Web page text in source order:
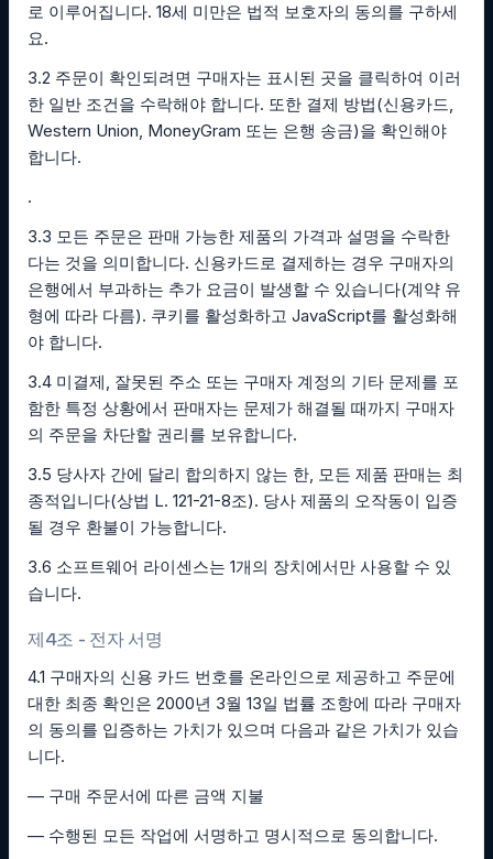
로 이루어집니다. 18세 미만은 법적 보호자의 동의를 구하세
요.
3.2 주문이 확인되려면 구매자는 표시된 곳을 클릭하여 이러
한 일반 조건을 수락해야 합니다. 또한 결제 방법(신용카드,
Western Union, MoneyGram 또는 은행 송금)을 확인해야
합니다.
.
3.3 모든 주문은 판매 가능한 제품의 가격과 설명을 수락한
다는 것을 의미합니다. 신용카드로 결제하는 경우 구매자의
은행에서 부과하는 추가 요금이 발생할 수 있습니다(계약 유
형에 따라 다름). 쿠키를 활성화하고 JavaScript를 활성화해
야 합니다.
3.4 미결제, 잘못된 주소 또는 구매자 계정의 기타 문제를 포
함한 특정 상황에서 판매자는 문제가 해결될 때까지 구매자
의 주문을 차단할 권리를 보유합니다.
3.5 당사자 간에 달리 합의하지 않는 한, 모든 제품 판매는 최
종적입니다(상법 L. 121-21-8조). 당사 제품의 오작동이 입증
될 경우 환불이 가능합니다.
3.6 소프트웨어 라이센스는 1개의 장치에서만 사용할 수 있
습니다.
제4조 - 전자 서명
4.1 구매자의 신용 카드 번호를 온라인으로 제공하고 주문에
대한 최종 확인은 2000년 3월 13일 법률 조항에 따라 구매자
의 동의를 입증하는 가치가 있으며 다음과 같은 가치가 있습
니다.
— 구매 주문서에 따른 금액 지불
— 수행된 모든 작업에 서명하고 명시적으로 동의합니다.